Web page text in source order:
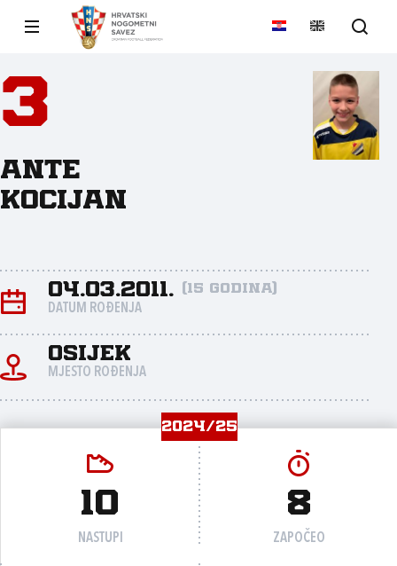
3
Ante
Kocijan
04.03.2011. (15 godina)
DATUM ROĐENJA
Osijek
MJESTO ROĐENJA
2024/25
10
NASTUPI
8
ZAPOČEO